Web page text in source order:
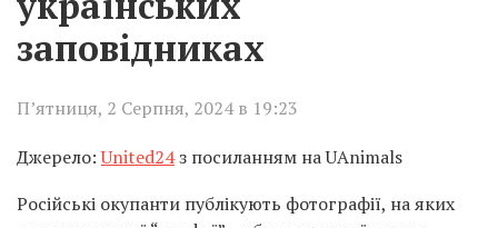
заповідниках
П’ятниця, 2 Серпня, 2024 в 19:23
Джерело:United24з посиланням на UAnimals
Російські окупанти публікують фотографії, на яких